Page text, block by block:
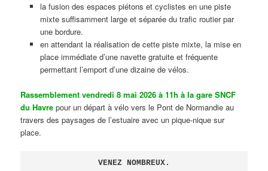
la fusion des espaces piétons et cyclistes en une piste
mixte suffisamment large et séparée du trafic routier par
une bordure.
en attendant la réalisation de cette piste mixte, la mise en
place immédiate d’une navette gratuite et fréquente
permettant l’emport d’une dizaine de vélos.
Rassemblement vendredi 8 mai 2026 à 11h à la gare SNCF
du Havre pour un départ à vélo vers le Pont de Normandie au
travers des paysages de l’estuaire avec un pique-nique sur
place.
VENEZ NOMBREUX.